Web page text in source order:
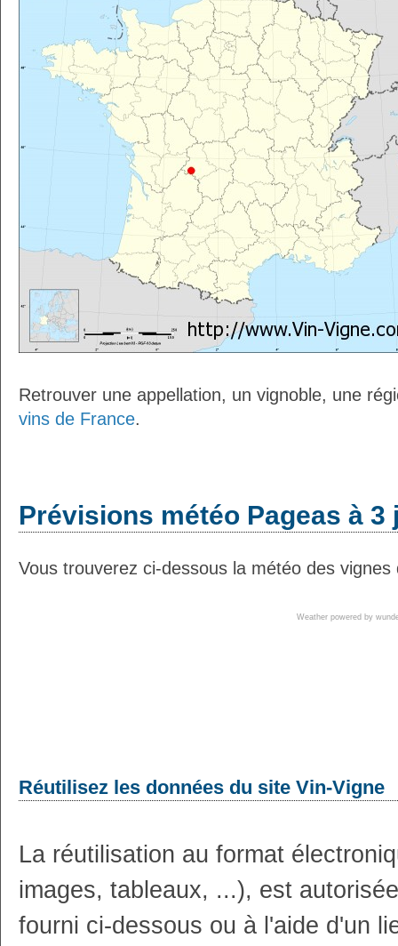
Retrouver une appellation, un vignoble, une
vins de France.
Prévisions météo Pageas à 3
Vous trouverez ci-dessous la météo des
Weather powered by
Réutilisez les données du site Vin-Vigne
La réutilisation au format
images, tableaux, ...), est
fourni ci-dessous ou à l'aide d'un